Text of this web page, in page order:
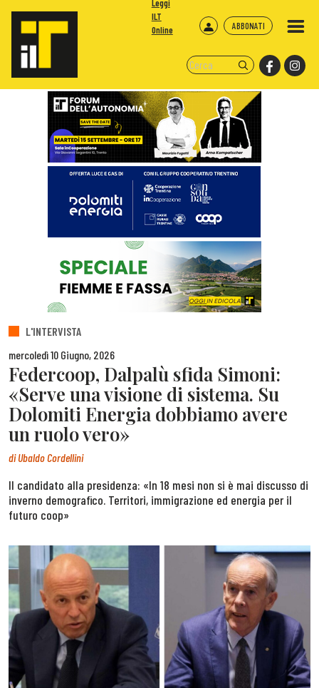
ABBONATI
Leggi
ILT
Online
L'INTERVISTA
mercoledì 10 Giugno, 2026
Federcoop, Dalpalù sfida Simoni:
«Serve una visione di sistema. Su
Dolomiti Energia dobbiamo avere
un ruolo vero»
diUbaldo Cordellini
Il candidato alla presidenza: «In 18 mesi non si è mai discusso di
inverno demografico. Territori, immigrazione ed energia per il
futuro coop»